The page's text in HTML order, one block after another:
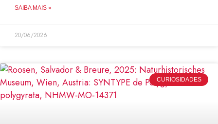
SAIBA MAIS »
20/06/2026
CURIOSIDADES